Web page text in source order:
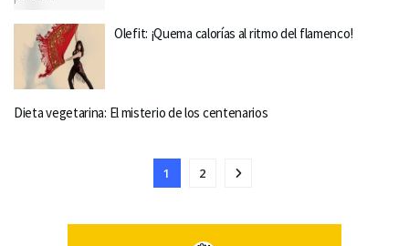
Olefit: ¡Quema calorías al ritmo del flamenco!
Dieta vegetarina: El misterio de los centenarios
1 2